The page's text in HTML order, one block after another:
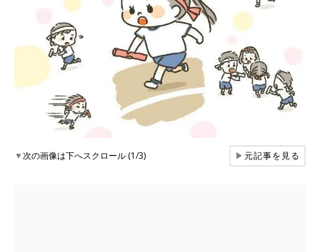
▼次の画像は下へスクロール (1/3) ▶元記事を見る